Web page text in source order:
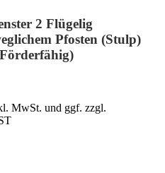
2 Flügelig
Pfosten (Stulp)
MwSt. und ggf. zzgl.